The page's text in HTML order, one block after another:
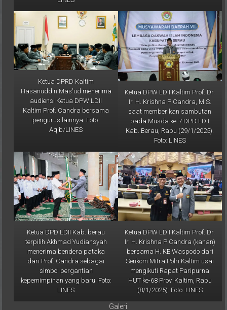
Ketua DPRD Kaltim
Hasanuddin Mas'ud menerima
audiensi Ketua DPW LDII
Kaltim Prof. Candra bersama
pengurus lainnya. Foto:
Aqib/LINES
Ketua DPW LDII Kaltim Prof. Dr.
Ir. H. Krishna P Candra, M.S.
saat memberikan sambutan
pada Musda ke-7 DPD LDII
Kab. Berau, Rabu (29/1/2025).
Foto: LINES
Ketua DPD LDII Kab. berau
terpilih Akhmad Yudiansyah
menerima bendera pataka
dari Prof. Candra sebagai
simbol pergantian
kepemimpinan yang baru. Foto:
LINES
Ketua DPW LDII Kaltim Prof. Dr.
Ir. H. Krishna P Candra (kanan)
bersama H. KE Waspodo dari
Senkom Mitra Polri Kaltim usai
mengikuti Rapat Paripurna
HUT ke-68 Prov. Kaltim, Rabu
(8/1/2025). Foto: LINES